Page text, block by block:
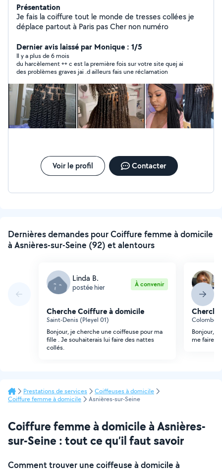
Présentation
Je fais la coiffure tout le monde de tresses collées je
déplace partout à Paris pas Cher non numéro
Dernier avis laissé par Monique : 1/5
Il y a plus de 6 mois
du harcèlement ++ c est la première fois sur votre site quej ai
des problèmes graves jai .d ailleurs fais une réclamation
Voir le profil Contacter
Dernières demandes pour Coiffure femme à domicile
à Asnières-sur-Seine (92) et alentours
Linda B.
postée hier À convenir
Cherche Coiffure à domicile
Saint-Denis (Pleyel 01)
Bonjour, je cherche une coiffeuse pour ma
fille . Je souhaiterais lui faire des nattes
collés.
Colombes
Bonjour,
me faire
Prestations de services
Coiffeuses à domicile
Coiffure femme à domicile
Asnières-sur-Seine
Coiffure femme à domicile à Asnières-
sur-Seine : tout ce qu’il faut savoir
Comment trouver une coiffeuse à domicile à